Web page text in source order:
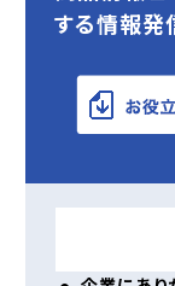
する情報発